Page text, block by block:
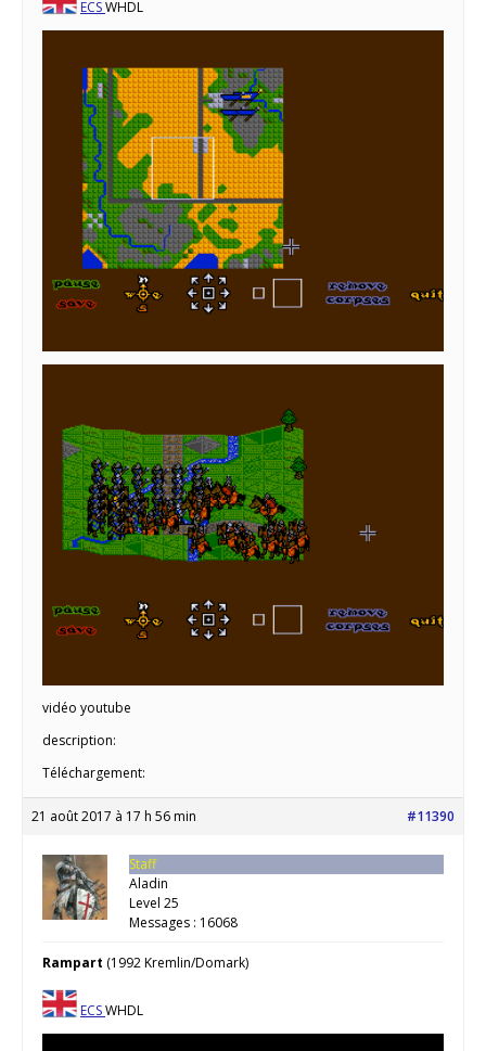
ECSWHDL
vidéo youtube
description:
Téléchargement:
21 août 2017 à 17 h 56 min #11390
Staff
Aladin
Level 25
Messages : 16068
Rampart (1992 Kremlin/Domark)
ECSWHDL